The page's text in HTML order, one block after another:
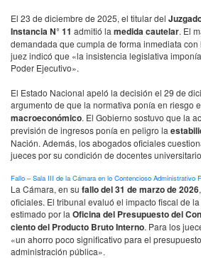
El 23 de diciembre de 2025, el titular del
Instancia N° 11 admitió la medida cautelar. El
demandada que cumpla de forma inmediata con
juez indicó que «la insistencia legislativa
Poder Ejecutivo».
El Estado Nacional apeló la decisión el 29 de
argumento de que la normativa ponía en riesgo
macroeconómico. El Gobierno sostuvo que la
previsión de ingresos ponía en peligro la
Nación. Además, los abogados oficiales
jueces por su condición de docentes
Fallo – Sala III de la Cámara en lo Contencioso Administrativo
La Cámara, en su fallo del 31 de marzo de 2026
oficiales. El tribunal evaluó el impacto fiscal de
estimado por la Oficina del Presupuesto del
ciento del Producto Bruto Interno. Para los
«un ahorro poco significativo para el
administración pública».